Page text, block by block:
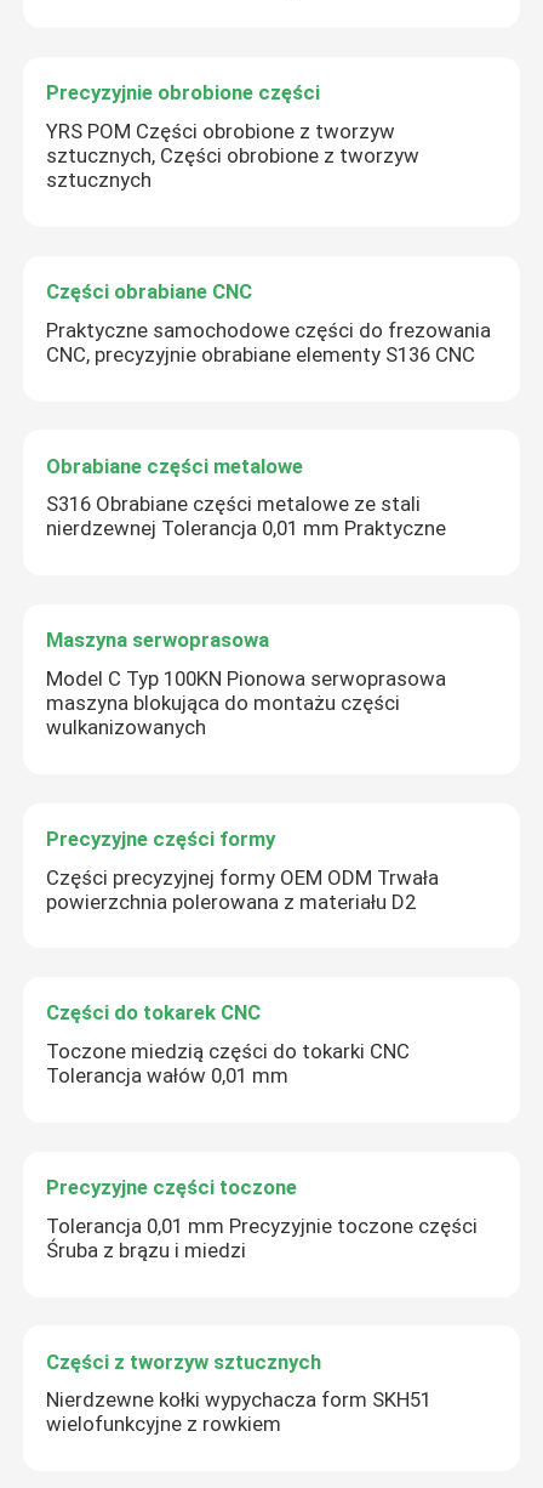
Precyzyjnie obrobione części
YRS POM Części obrobione z tworzyw
sztucznych, Części obrobione z tworzyw
sztucznych
Części obrabiane CNC
Praktyczne samochodowe części do frezowania
CNC, precyzyjnie obrabiane elementy S136 CNC
Obrabiane części metalowe
S316 Obrabiane części metalowe ze stali
nierdzewnej Tolerancja 0,01 mm Praktyczne
Maszyna serwoprasowa
Model C Typ 100KN Pionowa serwoprasowa
maszyna blokująca do montażu części
wulkanizowanych
Precyzyjne części formy
Części precyzyjnej formy OEM ODM Trwała
powierzchnia polerowana z materiału D2
Części do tokarek CNC
Toczone miedzią części do tokarki CNC
Tolerancja wałów 0,01 mm
Precyzyjne części toczone
Tolerancja 0,01 mm Precyzyjnie toczone części
Śruba z brązu i miedzi
Części z tworzyw sztucznych
Nierdzewne kołki wypychacza form SKH51
wielofunkcyjne z rowkiem